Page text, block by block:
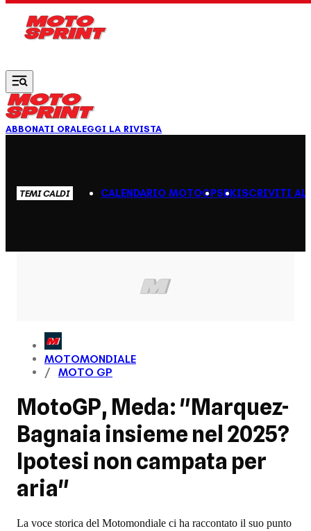
ABBONATI ORALEGGI LA RIVISTA
TEMI CALDI CALENDARIO MOTOGPSBKISCRIVITI AL
MOTOMONDIALE
MOTO GP
MotoGP, Meda: "Marquez-
Bagnaia insieme nel 2025?
Ipotesi non campata per
aria"
La voce storica del Motomondiale ci ha raccontato il suo punto